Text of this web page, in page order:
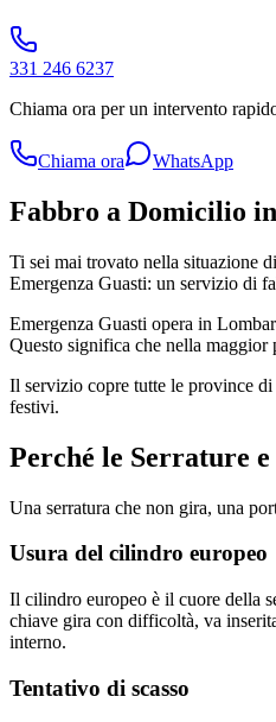
331 246 6237
Chiama ora per un intervento
Chiama ora WhatsApp
Fabbro a Domicilio
Ti sei mai trovato nella situazione
Emergenza Guasti: un servizio di
Emergenza Guasti opera in
Questo significa che nella maggior
Il servizio copre tutte le province
festivi.
Perché le Serrature
Una serratura che non gira, una
Usura del cilindro europeo
Il cilindro europeo è il cuore della
chiave gira con difficoltà, va
interno.
Tentativo di scasso